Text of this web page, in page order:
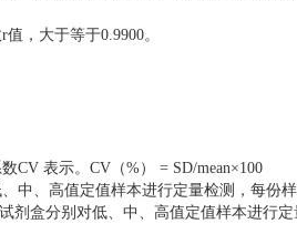
，大于等于0.9900。
CV 表示。CV（%） = SD/mean×100
中、高值定值样本进行定量检测，每份
剂盒分别对低、中、高值定值样本进行